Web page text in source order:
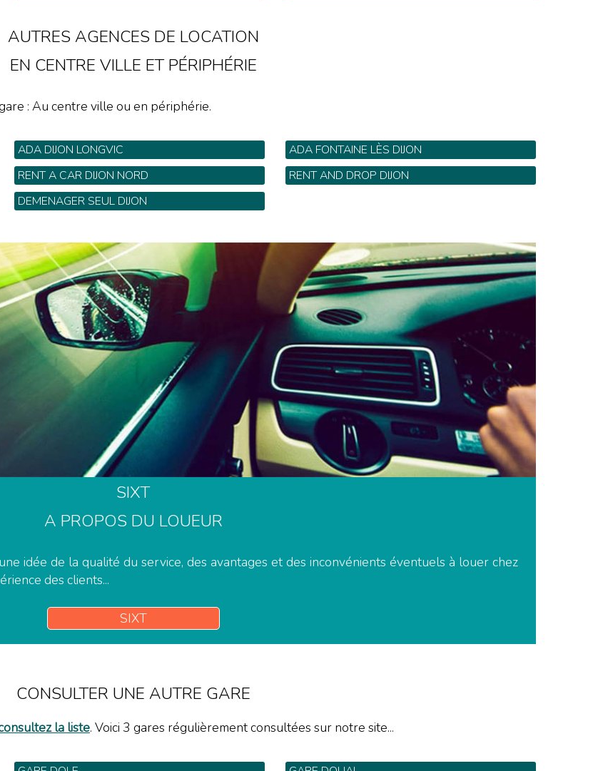
AUTRES AGENCES DE LOCATION
EN CENTRE VILLE ET PÉRIPHÉRIE
: Au centre ville ou en périphérie.
ADA DIJON LONGVIC
6, rue Romelet - Tel: 03 80 51 90 90
ADA FONTAINE LÈS DIJON
Boulevard des Allobroges - Tel: 03 80 37 14 53
RENT A CAR DIJON NORD
24 Avenue de Stalingrad - Tel: 03 80 73 55 04
RENT AND DROP DIJON
DEMENAGER SEUL DIJON
SIXT
A PROPOS DU LOUEUR
idée de la qualité du service, des avantages et des inconvénients éventuels à louer chez
des clients...
SIXT
CONSULTER UNE AUTRE GARE
la liste. Voici 3 gares régulièrement consultées sur notre site...